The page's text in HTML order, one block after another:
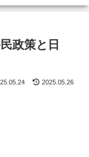
政策と日
2025.05.26